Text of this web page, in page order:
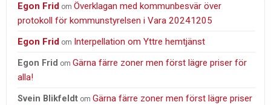
Egon Frid omÖverklagan med kommunbesvär över
protokoll för kommunstyrelsen i Vara 20241205
Egon Frid om Interpellation om Yttre hemtjänst
Egon Frid omGärna färre zoner men först lägre priser för
alla!
Svein Blikfeldt omGärna färre zoner men först lägre priser